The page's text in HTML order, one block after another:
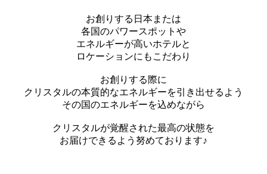
お創りする日本または
各国のパワースポットや
エネルギーが高いホテルと
ロケーションにもこだわり
お創りする際に
クリスタルの本質的なエネルギーを引き出せるよう
その国のエネルギーを込めながら
クリスタルが覚醒された最高の状態を
お届けできるよう努めております♪